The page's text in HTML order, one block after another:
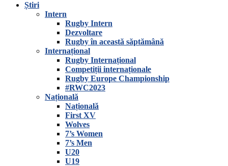
Știri
Intern
Rugby Intern
Dezvoltare
Rugby în această săptămână
Internațional
Rugby Internațional
Competiții internaționale
Rugby Europe Championship
#RWC2023
Națională
Națională
First XV
Wolves
7’s Women
7’s Men
U20
U19